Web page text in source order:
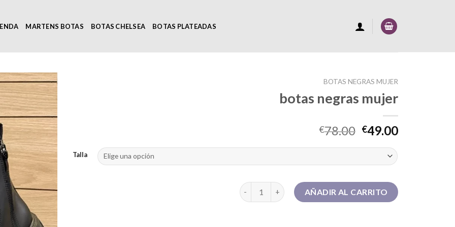
MARTENS BOTAS BOTAS CHELSEA BOTAS PLATEADAS
BOTAS NEGRAS MUJER
botas negras mujer
€78.00 €49.00
Talla
botas negras mujer cantidadAÑADIR AL CARRITO